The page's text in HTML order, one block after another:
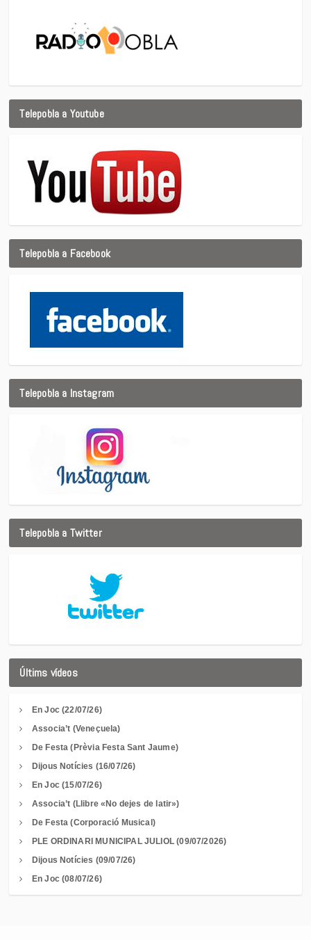
Telepobla a Youtube
Telepobla a Facebook
Telepobla a Instagram
Telepobla a Twitter
Últims vídeos
En Joc (22/07/26)
Associa’t (Veneçuela)
De Festa (Prèvia Festa Sant Jaume)
Dijous Notícies (16/07/26)
En Joc (15/07/26)
Associa’t (Llibre «No dejes de latir»)
De Festa (Corporació Musical)
PLE ORDINARI MUNICIPAL JULIOL (09/07/2026)
Dijous Notícies (09/07/26)
En Joc (08/07/26)